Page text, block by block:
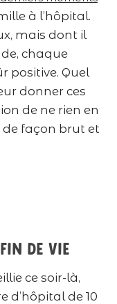
à l’hôpital.
mais dont il
chaque
positive. Quel
donner ces
de ne rien en
façon brut et
de vie
ce soir-là,
d’hôpital de 10